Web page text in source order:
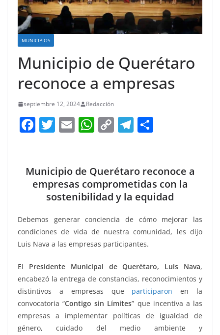
MUNICIPIOS
Municipio de Querétaro
reconoce a empresas
septiembre 12, 2024 Redacción
F
e
b
o
k
T
er
E
l
W
s
A
p
p
C
y
Li
n
k
T
gr
a
m
e
Municipio de Querétaro reconoce a
empresas comprometidas con la
sostenibilidad y la equidad
Debemos generar conciencia de cómo mejorar las
condiciones de vida de nuestra comunidad, les dijo
Luis Nava a las empresas participantes.
El Presidente Municipal de Querétaro, Luis Nava,
encabezó la entrega de constancias, reconocimientos y
distintivos a empresas que participaron en la
convocatoria “Contigo sin Límites” que incentiva a las
empresas a implementar políticas de igualdad de
género, cuidado del medio ambiente y